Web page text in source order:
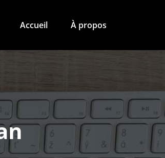
Accueil À propos